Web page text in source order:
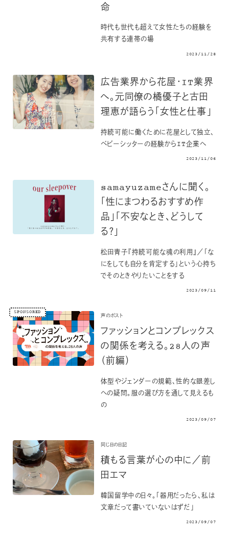
命
時代も世代も超えて女性たちの経験を
共有する連帯の場
2023/11/28
広告業界から花屋・IT業界
へ。元同僚の橘優子と古田
理恵が語らう「女性と仕事」
持続可能に働くために花屋として独立、
ベビーシッターの経験からIT企業へ
2023/11/06
samayuzameさんに聞く。
「性にまつわるおすすめ作
品」「不安なとき、どうして
る？」
松田青子『持続可能な魂の利用』／「な
にをしても自分を肯定する」という心持ち
でそのときやりたいことをする
2023/09/11
SPONSORED
声のポスト
ファッションとコンプレックス
の関係を考える。28人の声
（前編）
体型やジェンダーの規範、性的な眼差し
への疑問。服の選び方を通して見えるも
の
2023/09/07
同じ日の日記
積もる言葉が心の中に／前
田エマ
韓国留学中の日々。「器用だったら、私は
文章だって書いていないはずだ」
2023/09/07